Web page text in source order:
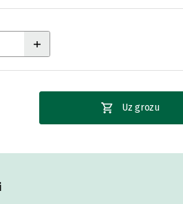
Uz grozu